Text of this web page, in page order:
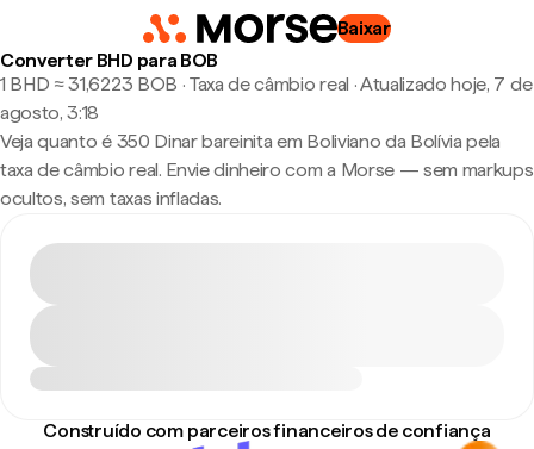
Baixar
Converter BHD para BOB
1 BHD ≈ 31,6223 BOB · Taxa de câmbio real ·Atualizado hoje, 7 de
agosto, 3:18
Veja quanto é 350 Dinar bareinita em Boliviano da Bolívia pela
taxa de câmbio real. Envie dinheiro com a Morse — sem markups
ocultos, sem taxas infladas.
Construído com parceiros financeiros de confiança